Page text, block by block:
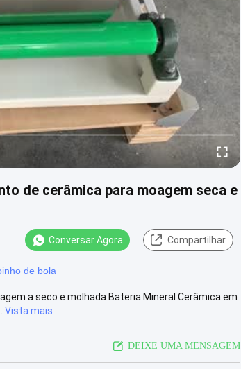
de cerâmica para moagem seca e
Conversar Agora Compartilhar
de bola
a seco e molhada Bateria Mineral Cerâmica em
Vista mais
DEIXE UMA MENSAGEM